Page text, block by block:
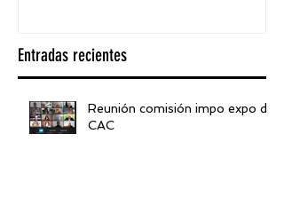
Entradas recientes
Reunión comisión impo expo de
CAC